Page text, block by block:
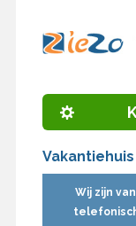
Wij zijn